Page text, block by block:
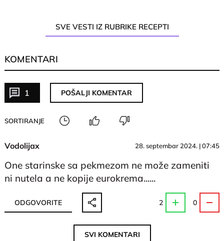
SVE VESTI IZ RUBRIKE RECEPTI
KOMENTARI
1 POŠALJI KOMENTAR
SORTIRANJE
Vodolijax 28. septembar 2024. | 07:45
One starinske sa pekmezom ne može zameniti
ni nutela a ne kopije eurokrema......
ODGOVORITE 2 0
SVI KOMENTARI